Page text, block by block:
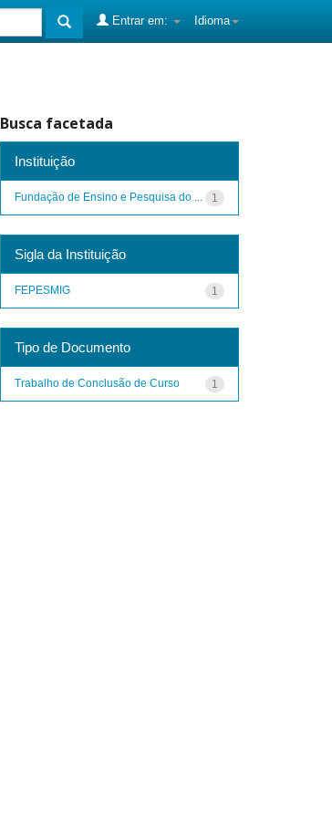
Idioma
Entrar em:
Busca facetada
Instituição
1
Fundação de Ensino e Pesquisa do ...
Sigla da Instituição
1
FEPESMIG
Tipo de Documento
1
Trabalho de Conclusão de Curso